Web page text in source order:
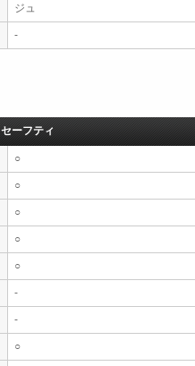
ジュ
-
セーフティ
○
○
○
○
○
-
-
○